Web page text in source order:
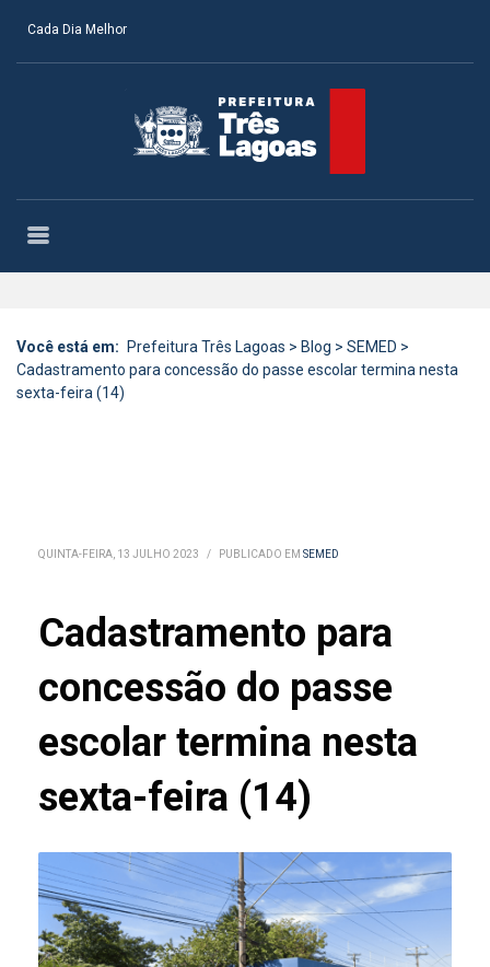
Cada Dia Melhor
Você está em: Prefeitura Três Lagoas > Blog > SEMED >
Cadastramento para concessão do passe escolar termina nesta
sexta-feira (14)
QUINTA-FEIRA, 13 JULHO 2023 / PUBLICADO EM SEMED
Cadastramento para
concessão do passe
escolar termina nesta
sexta-feira (14)